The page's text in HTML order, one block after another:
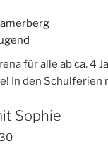
für alle ab ca. 4
In den Schulferien
Sophie